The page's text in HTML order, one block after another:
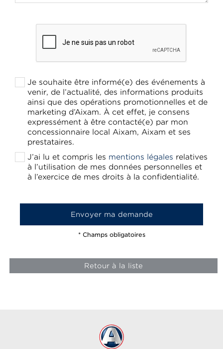
Je souhaite être informé(e) des événements à
venir, de l’actualité, des informations produits
ainsi que des opérations promotionnelles et de
marketing d’Aixam. À cet effet, je consens
expressément à être contacté(e) par mon
concessionnaire local Aixam, Aixam et ses
prestataires.
J’ai lu et compris les mentions légales relatives
à l’utilisation de mes données personnelles et
à l’exercice de mes droits à la confidentialité.
* Champs obligatoires
Retour à la liste